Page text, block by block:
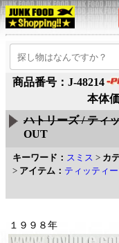
商品番号：J-48214
本体
ハトリーズ / ティ
OUT
キーワード： スミス > カ
> アイテム： ティッティ
１９９８年